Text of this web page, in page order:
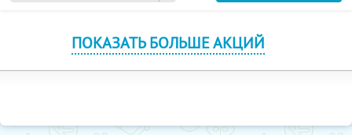
ПОКАЗАТЬ БОЛЬШЕ АКЦИЙ